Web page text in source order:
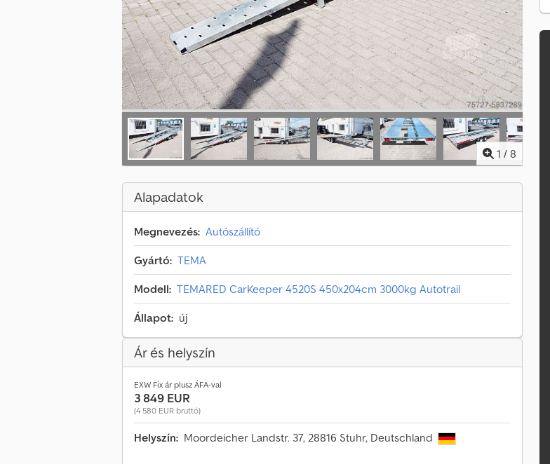
1 / 8
Alapadatok
Megnevezés: Autószállító
Gyártó: TEMA
Modell: TEMARED CarKeeper 4520S 450x204cm 3000kg Autotrail
Állapot: új
Ár és helyszín
EXW Fix ár plusz ÁFA-val
3 849 EUR
(4 580 EUR bruttó)
Helyszín: Moordeicher Landstr. 37, 28816 Stuhr, Deutschland